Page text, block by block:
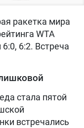
ракетка мира
WTA
6:2. Встреча
стала пятой
встречались